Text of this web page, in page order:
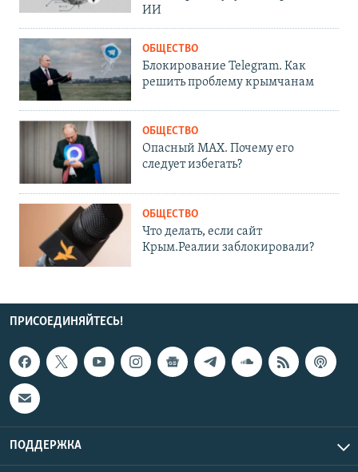
ИИ
ОБЩЕСТВО
Блокирование Telegram. Как
решить проблему крымчанам
ОБЩЕСТВО
Опасный MAX. Почему его
следует избегать?
ОБЩЕСТВО
Что делать, если сайт
Крым.Реалии заблокировали?
ПРИСОЕДИНЯЙТЕСЬ!
ПОДДЕРЖКА